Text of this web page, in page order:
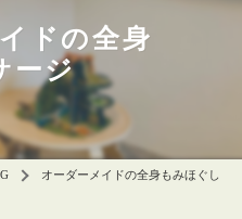
ドの全身
ージ
オーダーメイドの全身もみほぐし